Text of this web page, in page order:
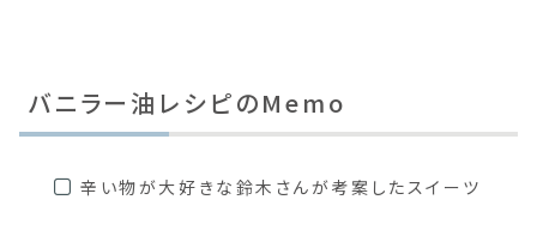
バニラー油レシピのMemo
辛い物が大好きな鈴木さんが考案したスイーツ